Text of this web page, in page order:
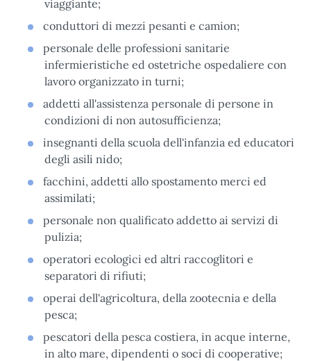
viaggiante;
conduttori di mezzi pesanti e camion;
personale delle professioni sanitarie
infermieristiche ed ostetriche ospedaliere con
lavoro organizzato in turni;
addetti all'assistenza personale di persone in
condizioni di non autosufficienza;
insegnanti della scuola dell'infanzia ed educatori
degli asili nido;
facchini, addetti allo spostamento merci ed
assimilati;
personale non qualificato addetto ai servizi di
pulizia;
operatori ecologici ed altri raccoglitori e
separatori di rifiuti;
operai dell'agricoltura, della zootecnia e della
pesca;
pescatori della pesca costiera, in acque interne,
in alto mare, dipendenti o soci di cooperative;